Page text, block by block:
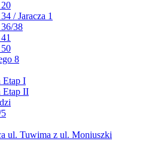
/ Jaracza 1
38
8
Etap I
Etap II
ul. Tuwima z ul. Moniuszki